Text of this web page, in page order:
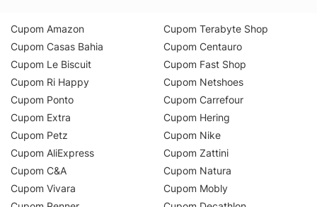
Cupom Amazon
Cupom Casas Bahia
Cupom Le Biscuit
Cupom Ri Happy
Cupom Ponto
Cupom Extra
Cupom Petz
Cupom AliExpress
Cupom C&A
Cupom Vivara
Cupom Terabyte Shop
Cupom Centauro
Cupom Fast Shop
Cupom Netshoes
Cupom Carrefour
Cupom Hering
Cupom Nike
Cupom Zattini
Cupom Natura
Cupom Mobly